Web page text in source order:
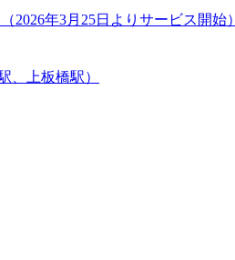
年3月25日よりサービス開始）
、上板橋駅）